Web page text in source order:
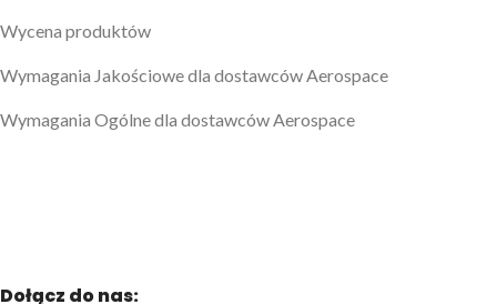
Wycena produktów
Wymagania Jakościowe dla dostawców Aerospace
Wymagania Ogólne dla dostawców Aerospace
Dołącz do nas: